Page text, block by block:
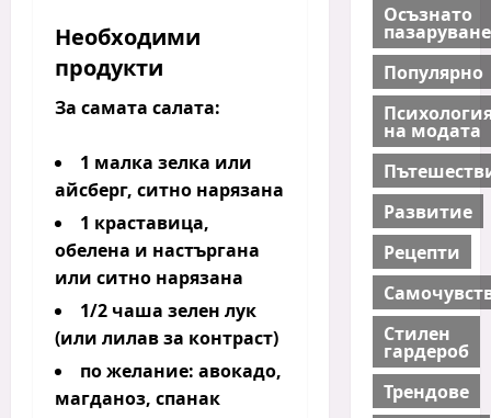
Необходими
продукти
За самата салата:
1 малка зелка или
айсберг, ситно нарязана
1 краставица,
обелена и настъргана
или ситно нарязана
1/2 чаша зелен лук
(или лилав за контраст)
по желание: авокадо,
магданоз, спанак
Осъзнато
пазаруване
Популярно
на модата
Развитие
Рецепти
Стилен
гардероб
Трендове